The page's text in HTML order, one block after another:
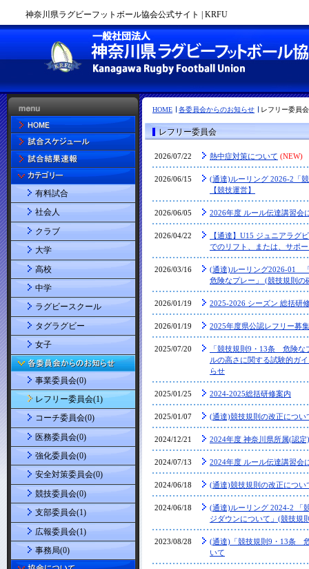
神奈川県ラグビーフットボール協会公式サイト | KRFU
HOME 各委員会からのお知らせ レフリー委員会
レフリー委員会
2026/07/22 熱中症対策について (NEW)
2026/06/15
(通達)ルーリング 2026-2「
【競技運営】
2026/06/05 2026年度 ルール伝達講習会
2026/04/22
【通達】U15 ジュニアラグ
でのリフト、または、サポ
2026/03/16
(通達)ルーリング2026-01
危険なプレー」 (競技規則の
2026/01/19 2025-2026 シーズン 総括研
2026/01/19 2025年度県公認レフリー募
2025/07/20
「競技規則9・13条 危険
ルの高さに関する試験的ガ
らせ
2025/01/25 2024-2025総括研修案内
2025/01/07 (通達)競技規則の改正につい
2024/12/21 2024年度 神奈川県所属(認
2024/07/13 2024年度 ルール伝達講習会
2024/06/18 (通達)競技規則の改正につい
2024/06/18
(通達)ルーリング 2024-2 「
ジダウンについて」(競技規
2023/08/28
(通達)「競技規則9・13条
いて
有料試合
社会人
クラブ
大学
高校
中学
ラグビースクール
タグラグビー
女子
事業委員会(0)
レフリー委員会(1)
コーチ委員会(0)
医務委員会(0)
強化委員会(0)
安全対策委員会(0)
競技委員会(0)
支部委員会(1)
広報委員会(1)
事務局(0)